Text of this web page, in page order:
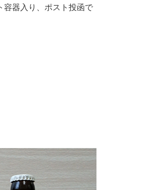
容器入り、ポスト投函で